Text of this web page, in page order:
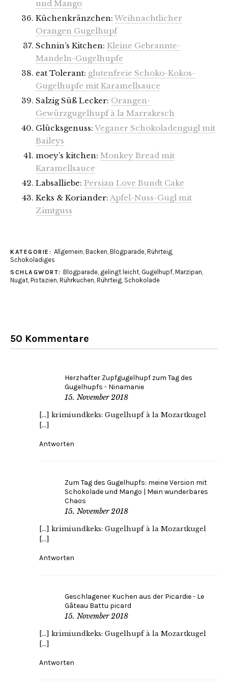
und Mango
Küchenkränzchen:Weihnachtlicher
Orangen Gugelhupf
Schnin’s Kitchen: Kleine Gebrannte-
Mandeln-Gugelhupfe
eat Tolerant: glutenfreie Schoko-Kokos-
Gugelhupfe mit Karamellsauce
Salzig Süß Lecker: Orangen-
Gewürzgugelhupf à la Marrakesch
Glücksgenuss: Veganer Schokoladengugl mit
Baileys
moey’s kitchen: Monkey Bread mit
Karamellsauce
Labsalliebe: Persian Love Bundt Cake
Keks & Koriander:Apfel-Nuss-Gugl mit
Zimtguss
KATEGORIE: Allgemein, Backen, Blogparade, Rührteig,
Schokoladiges
SCHLAGWORT: Blogparade, gelingt leicht, Gugelhupf, Marzipan,
Nugat, Pistazien, Rührkuchen, Rührteig, Schokolade
50 Kommentare
Herzhafter Zupfgugelhupf zum Tag des
Gugelhupfs - Ninamanie
15. November 2018
[…] krimiundkeks: Gugelhupf à la Mozartkugel
[…]
Antworten
Zum Tag des Gugelhupfs: meine Version mit
Schokolade und Mango | Mein wunderbares
Chaos
15. November 2018
[…] krimiundkeks: Gugelhupf à la Mozartkugel
[…]
Antworten
Geschlagener Kuchen aus der Picardie - Le
Gâteau Battu picard
15. November 2018
[…] krimiundkeks: Gugelhupf à la Mozartkugel
[…]
Antworten